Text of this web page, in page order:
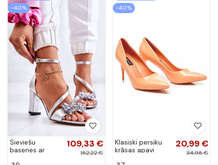
-40%
Sieviešu
basenes ar
109,33 €
182,22 €
-40%
Klasiski persiku
krāsas apavi
20,99 €
34,98 €